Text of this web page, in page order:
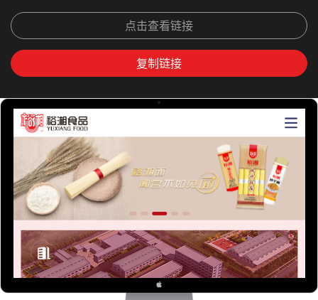
点击查看链接
复制链接